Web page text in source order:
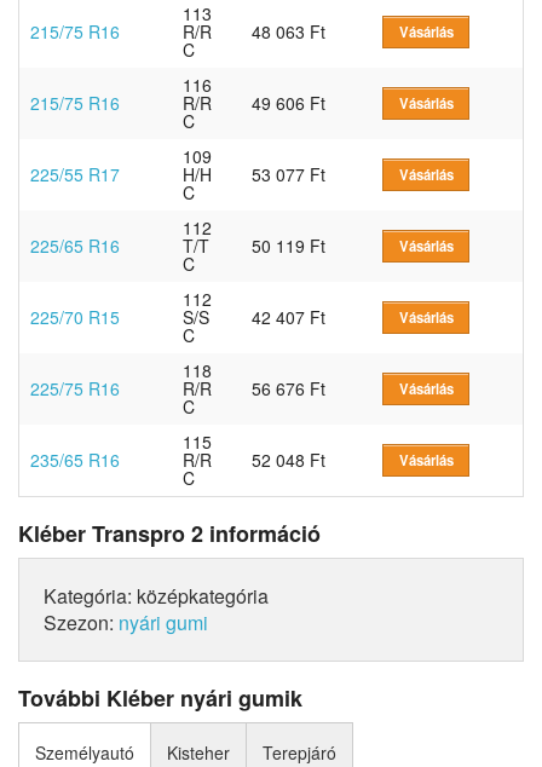
215/75 R16
113
R/R
C
48 063 Ft Vásárlás
215/75 R16
116
R/R
C
49 606 Ft Vásárlás
225/55 R17
109
H/H
C
53 077 Ft Vásárlás
225/65 R16
112
T/T
C
50 119 Ft Vásárlás
225/70 R15
112
S/S
C
42 407 Ft Vásárlás
225/75 R16
118
R/R
C
56 676 Ft Vásárlás
235/65 R16
115
R/R
C
52 048 Ft Vásárlás
Kléber Transpro 2 információ
Kategória: középkategória
Szezon: nyári gumi
További Kléber nyári gumik
Személyautó Kisteher Terepjáró